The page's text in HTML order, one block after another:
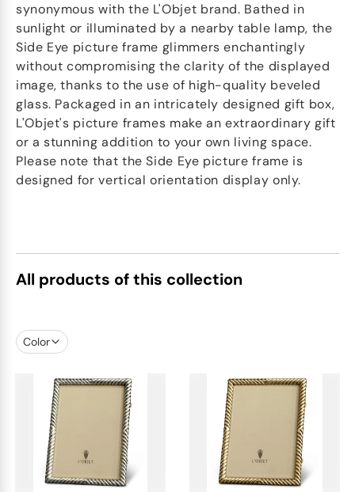
synonymous with the L'Objet brand. Bathed in
sunlight or illuminated by a nearby table lamp, the
Side Eye picture frame glimmers enchantingly
without compromising the clarity of the displayed
image, thanks to the use of high-quality beveled
glass. Packaged in an intricately designed gift box,
L'Objet's picture frames make an extraordinary gift
or a stunning addition to your own living space.
Please note that the Side Eye picture frame is
designed for vertical orientation display only.
All products of this collection
Color